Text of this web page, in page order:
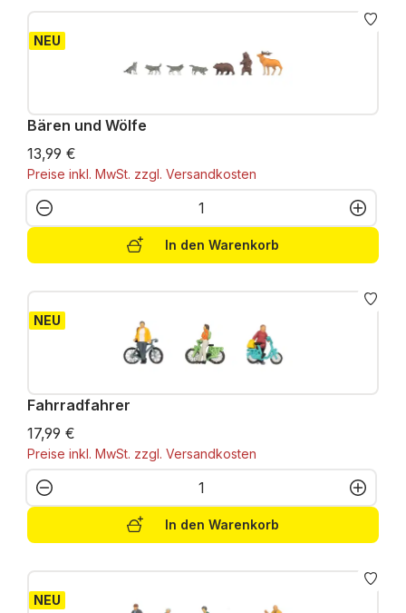
NEU
Bären und Wölfe
13,99 €
Preise inkl. MwSt. zzgl. Versandkosten
Produkt Anzahl: Gib den
In den Warenkorb
NEU
Fahrradfahrer
17,99 €
Preise inkl. MwSt. zzgl. Versandkosten
Produkt Anzahl: Gib den
In den Warenkorb
NEU